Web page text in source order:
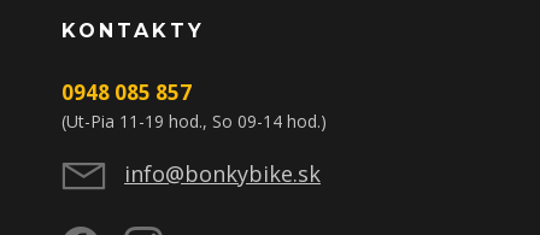
KONTAKTY
0948 085 857
(Ut-Pia 11-19 hod., So 09-14 hod.)
info@bonkybike.sk